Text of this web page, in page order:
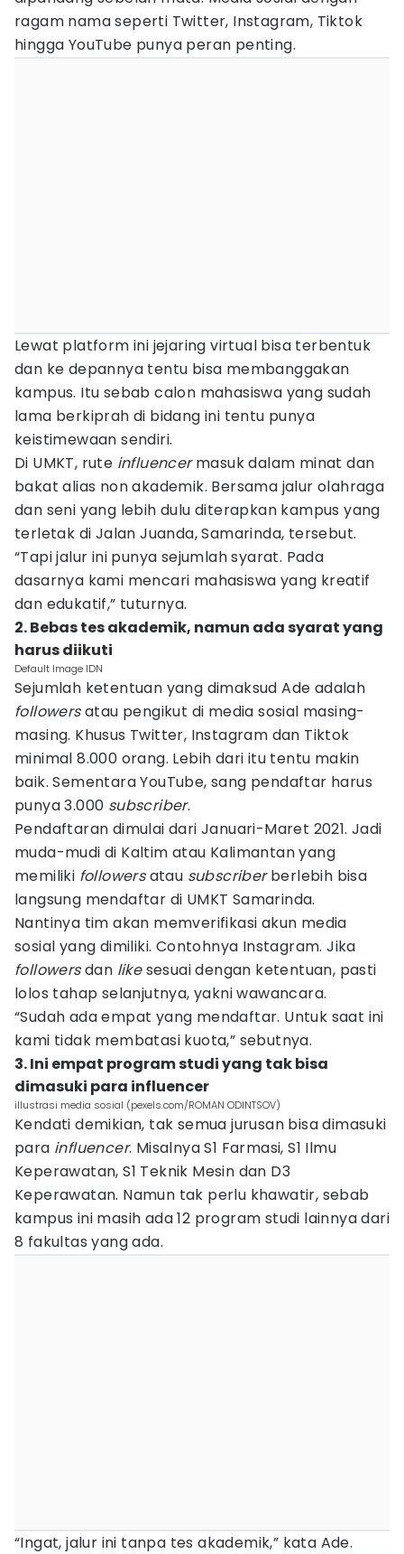
ragam nama seperti Twitter, Instagram, Tiktok
hingga YouTube punya peran penting.
Lewat platform ini jejaring virtual bisa terbentuk
dan ke depannya tentu bisa membanggakan
kampus. Itu sebab calon mahasiswa yang sudah
lama berkiprah di bidang ini tentu punya
keistimewaan sendiri.
Di UMKT, rute influencermasuk dalam minat dan
bakat alias non akademik. Bersama jalur olahraga
dan seni yang lebih dulu diterapkan kampus yang
terletak di Jalan Juanda, Samarinda, tersebut.
“Tapi jalur ini punya sejumlah syarat. Pada
dasarnya kami mencari mahasiswa yang kreatif
dan edukatif,” tuturnya.
2. Bebas tes akademik, namun ada syarat yang
harus diikuti
Default Image IDN
Sejumlah ketentuan yang dimaksud Ade adalah
followersatau pengikut di media sosial masing-
masing. Khusus Twitter, Instagram dan Tiktok
minimal 8.000 orang. Lebih dari itu tentu makin
baik. Sementara YouTube, sang pendaftar harus
punya 3.000 subscriber.
Pendaftaran dimulai dari Januari-Maret 2021. Jadi
muda-mudi di Kaltim atau Kalimantan yang
memiliki followersatau subscriberberlebih bisa
langsung mendaftar di UMKT Samarinda.
Nantinya tim akan memverifikasi akun media
sosial yang dimiliki. Contohnya Instagram. Jika
followersdan likesesuai dengan ketentuan, pasti
lolos tahap selanjutnya, yakni wawancara.
“Sudah ada empat yang mendaftar. Untuk saat ini
kami tidak membatasi kuota,” sebutnya.
3. Ini empat program studi yang tak bisa
dimasuki para influencer
iIlustrasi media sosial (pexels.com/ROMAN ODINTSOV)
Kendati demikian, tak semua jurusan bisa dimasuki
para influencer. Misalnya S1 Farmasi, S1 Ilmu
Keperawatan, S1 Teknik Mesin dan D3
Keperawatan. Namun tak perlu khawatir, sebab
kampus ini masih ada 12 program studi lainnya dari
8 fakultas yang ada.
“Ingat, jalur ini tanpa tes akademik,” kata Ade.